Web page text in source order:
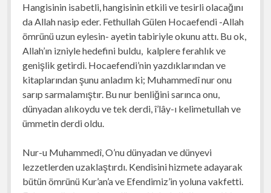
Hangisinin isabetli, hangisinin etkili ve tesirli olacağını
da Allah nasip eder. Fethullah Gülen Hocaefendi -Allah
ömrünü uzun eylesin- ayetin tabiriyle okunu attı. Bu ok,
Allah’ın izniyle hedefini buldu, kalplere ferahlık ve
genişlik getirdi. Hocaefendi’nin yazdıklarından ve
kitaplarından şunu anladım ki; Muhammedî nur onu
sarıp sarmalamıştır. Bu nur benliğini sarınca onu,
dünyadan alıkoydu ve tek derdi, î’lây-ı kelimetullah ve
ümmetin derdi oldu.
Nur-u Muhammedî, O’nu dünyadan ve dünyevi
lezzetlerden uzaklaştırdı. Kendisini hizmete adayarak
bütün ömrünü Kur’an’a ve Efendimiz’in yoluna vakfetti.